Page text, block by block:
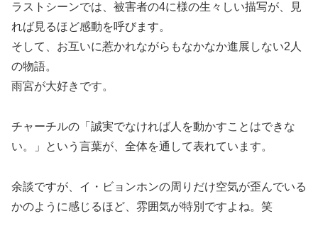
ラストシーンでは、被害者の4に様の生々しい描写が、見
れば見るほど感動を呼びます。
そして、お互いに惹かれながらもなかなか進展しない2人
の物語。
雨宮が大好きです。
チャーチルの「誠実でなければ人を動かすことはできな
い。」という言葉が、全体を通して表れています。
余談ですが、イ・ビョンホンの周りだけ空気が歪んでいる
かのように感じるほど、雰囲気が特別ですよね。笑